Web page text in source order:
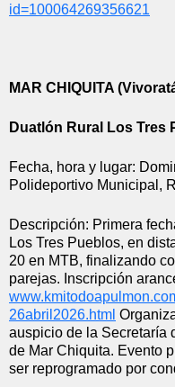
id=100064269356621
MAR CHIQUITA
Duatlón Rural Los Tres
Fecha, hora y lugar:
Polideportivo Municipal,
Descripción: Primera
Los Tres Pueblos, en
20 en MTB, finalizando
26abril2026.html
auspicio de la Secretaría
de Mar Chiquita. Evento
ser reprogramado por